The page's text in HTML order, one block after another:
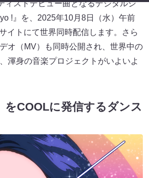
!』を、2025年10月8日（水）午前
イトにて世界同時配信します。さら
オ（MV）も同時公開され、世界中の
渾身の音楽プロジェクトがいよいよ
をCOOLに発信するダンス